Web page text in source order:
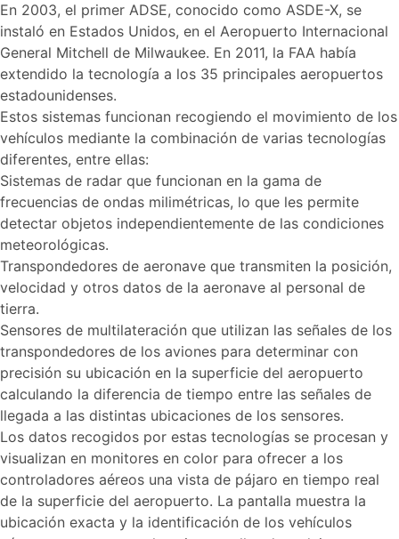
En 2003, el primer ADSE, conocido como ASDE-X, se
instaló en Estados Unidos, en el Aeropuerto Internacional
General Mitchell de Milwaukee. En 2011, la FAA había
extendido la tecnología a los 35 principales aeropuertos
estadounidenses.
Estos sistemas funcionan recogiendo el movimiento de los
vehículos mediante la combinación de varias tecnologías
diferentes, entre ellas:
Sistemas de radar que funcionan en la gama de
frecuencias de ondas milimétricas, lo que les permite
detectar objetos independientemente de las condiciones
meteorológicas.
Transpondedores de aeronave que transmiten la posición,
velocidad y otros datos de la aeronave al personal de
tierra.
Sensores de multilateración que utilizan las señales de los
transpondedores de los aviones para determinar con
precisión su ubicación en la superficie del aeropuerto
calculando la diferencia de tiempo entre las señales de
llegada a las distintas ubicaciones de los sensores.
Los datos recogidos por estas tecnologías se procesan y
visualizan en monitores en color para ofrecer a los
controladores aéreos una vista de pájaro en tiempo real
de la superficie del aeropuerto. La pantalla muestra la
ubicación exacta y la identificación de los vehículos